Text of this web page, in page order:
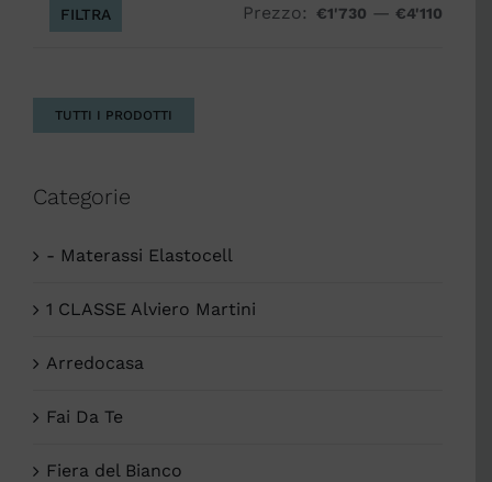
FILTRA Prezzo: €1'730 — €4'110
TUTTI I PRODOTTI
Categorie
- Materassi Elastocell
1 CLASSE Alviero Martini
Arredocasa
Fai Da Te
Fiera del Bianco